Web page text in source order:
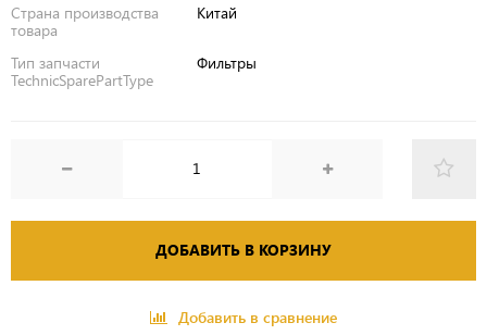
Страна производства
товара
Китай
Тип запчасти
TechnicSparePartType
Фильтры
ДОБАВИТЬ В КОРЗИНУ
Добавить в сравнение